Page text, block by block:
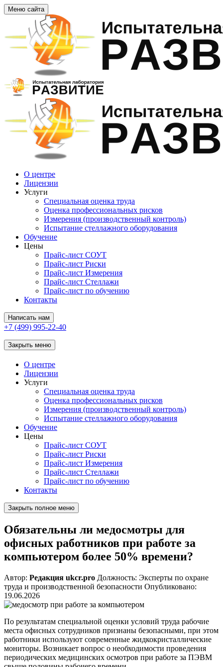
Меню сайта
О центре
Лицензии
Услуги
Специальная оценка труда
Оценка профессиональных рисков
Измерения (производственный контроль)
Испытание стеллажного оборудования
Обучение
Цены
Прайс-лист СОУТ
Прайс-лист Риски
Прайс-лист Измерения
Прайс-лист Стеллажи
Прайс-лист по обучению
Контакты
Написать нам
+7 (499) 995-22-40
Закрыть меню
О центре
Лицензии
Услуги
Специальная оценка труда
Оценка профессиональных рисков
Измерения (производственный контроль)
Испытание стеллажного оборудования
Обучение
Цены
Прайс-лист СОУТ
Прайс-лист Риски
Прайс-лист Измерения
Прайс-лист Стеллажи
Прайс-лист по обучению
Контакты
Закрыть полное меню
Обязательны ли медосмотры для
офисных работников при работе за
компьютером более 50% времени?
Автор: Редакция ukcr.pro Должность: Эксперты по охране
труда и производственной безопасности Опубликовано:
19.06.2026
По результатам специальной оценки условий труда рабочие
места офисных сотрудников признаны безопасными, при этом
работники используют современные жидкокристаллические
мониторы. Возникает вопрос о необходимости проведения
периодических медицинских осмотров при работе за ПЭВМ